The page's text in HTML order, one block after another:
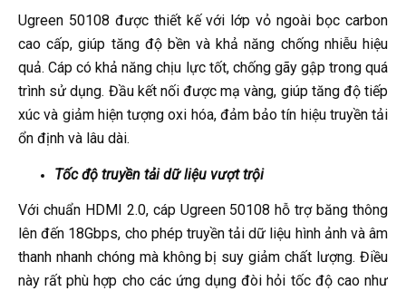
Ugreen 50108 được thiết kế với lớp vỏ ngoài bọc carbon
cao cấp, giúp tăng độ bền và khả năng chống nhiễu hiệu
quả. Cáp có khả năng chịu lực tốt, chống gãy gập trong quá
trình sử dụng. Đầu kết nối được mạ vàng, giúp tăng độ tiếp
xúc và giảm hiện tượng oxi hóa, đảm bảo tín hiệu truyền tải
ổn định và lâu dài.
Tốc độ truyền tải dữ liệu vượt trội
Với chuẩn HDMI 2.0, cáp Ugreen 50108 hỗ trợ băng thông
lên đến 18Gbps, cho phép truyền tải dữ liệu hình ảnh và âm
thanh nhanh chóng mà không bị suy giảm chất lượng. Điều
này rất phù hợp cho các ứng dụng đòi hỏi tốc độ cao như